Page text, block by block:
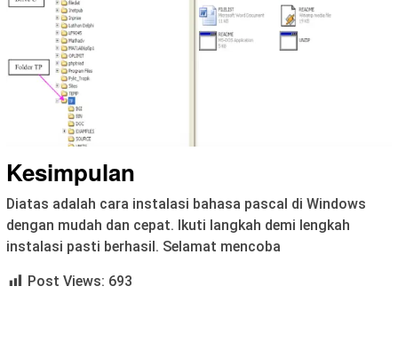
Kesimpulan
Diatas adalah cara instalasi bahasa pascal di Windows
dengan mudah dan cepat. Ikuti langkah demi lengkah
instalasi pasti berhasil. Selamat mencoba
Post Views: 693